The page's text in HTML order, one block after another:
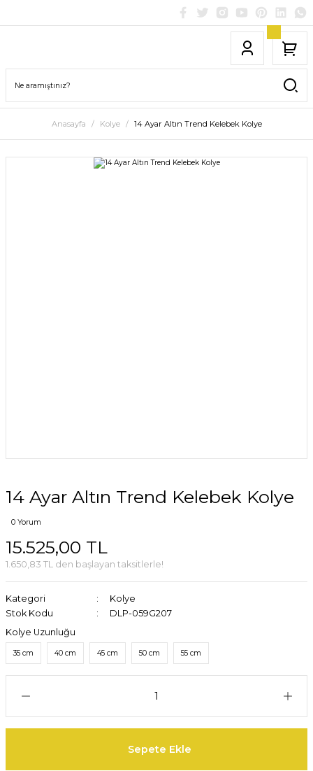
Anasayfa Kolye 14 Ayar Altın Trend Kelebek Kolye
14 Ayar Altın Trend Kelebek Kolye
0 Yorum
15.525,00 TL
1.650,83 TL den başlayan taksitlerle!
Kategori
Kolye
Stok Kodu
DLP-059G207
Kolye Uzunluğu
35 cm 40 cm 45 cm 50 cm 55 cm
Sepete Ekle